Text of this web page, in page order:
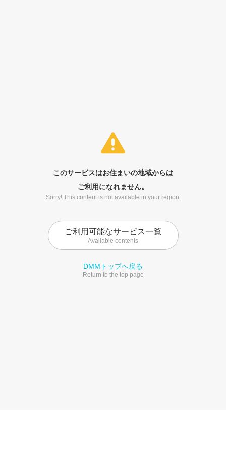
このサービスはお住まいの地域からは
ご利用になれません。
Sorry! This content is not available in your region.
ご利用可能なサービス一覧
Available contents
DMMトップへ戻る
Return to the top page